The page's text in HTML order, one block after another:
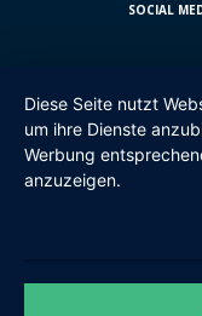
SOCIAL
Diese Seite nutzt
um ihre Dienste
Werbung
anzuzeigen.